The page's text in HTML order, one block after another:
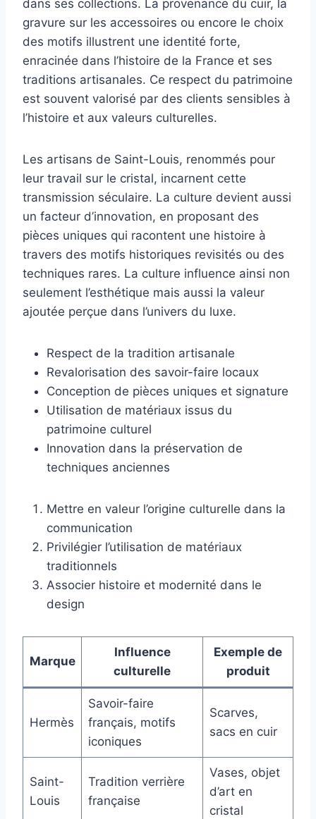
dans ses collections. La provenance du cuir, la
gravure sur les accessoires ou encore le choix
des motifs illustrent une identité forte,
enracinée dans l’histoire de la France et ses
traditions artisanales. Ce respect du patrimoine
est souvent valorisé par des clients sensibles à
l’histoire et aux valeurs culturelles.
Les artisans de Saint-Louis, renommés pour
leur travail sur le cristal, incarnent cette
transmission séculaire. La culture devient aussi
un facteur d’innovation, en proposant des
pièces uniques qui racontent une histoire à
travers des motifs historiques revisités ou des
techniques rares. La culture influence ainsi non
seulement l’esthétique mais aussi la valeur
ajoutée perçue dans l’univers du luxe.
Respect de la tradition artisanale
Revalorisation des savoir-faire locaux
Conception de pièces uniques et signature
Utilisation de matériaux issus du
patrimoine culturel
Innovation dans la préservation de
techniques anciennes
Mettre en valeur l’origine culturelle dans la
communication
Privilégier l’utilisation de matériaux
traditionnels
Associer histoire et modernité dans le
design
Marque
Influence
culturelle
Exemple de
produit
Hermès
Savoir-faire
français, motifs
iconiques
Scarves,
sacs en cuir
Saint-
Louis
Tradition verrière
française
Vases, objet
d’art en
cristal